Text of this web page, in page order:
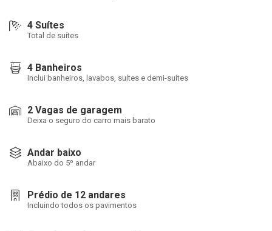
4 Suítes
Total de suítes
4 Banheiros
Inclui banheiros, lavabos, suítes e demi-suítes
2 Vagas de garagem
Deixa o seguro do carro mais barato
Andar baixo
Abaixo do 5º andar
Prédio de 12 andares
Incluindo todos os pavimentos